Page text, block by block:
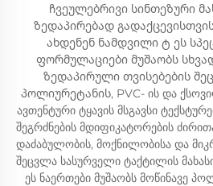
ჩვეულებრივი სინთეზური
ზედაპირებად
ახდენენ ნამდვილი ტ ეს
ფორმულაციები მუშაობს
ზედაპირული თვისებების
პოლიურეტანის, PVC- ის და
ავთენტური ტყავის მსგავსი
შეგრძნების მდიფიკატორების
დაძაბულობის, მოქნილობისა და
შეცვლა სასურველი ტაქტილის
ეს ნაერთები მუშაობს მოწინავე